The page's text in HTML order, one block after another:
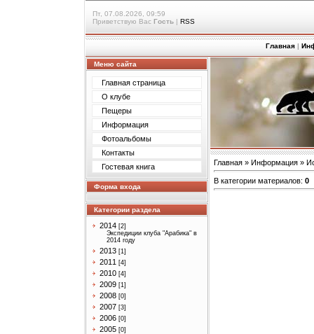
Пт, 07.08.2026, 09:59
Приветствую Вас Гость | RSS
Главная|
Меню сайта
Главная страница
О клубе
Пещеры
Информация
Фотоальбомы
Контакты
Гостевая книга
Форма входа
Категории раздела
2014 [2]
Экспедиции клуба "Арабика" в
2014 году
2013 [1]
2011 [4]
2010 [4]
2009 [1]
2008 [0]
2007 [3]
2006 [0]
2005 [0]
Главная » Информация »
В категории материалов: 0